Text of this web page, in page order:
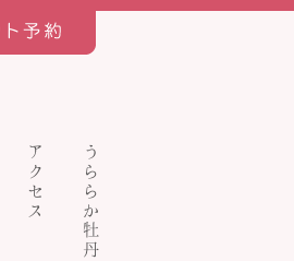
アクセス うららか牡丹